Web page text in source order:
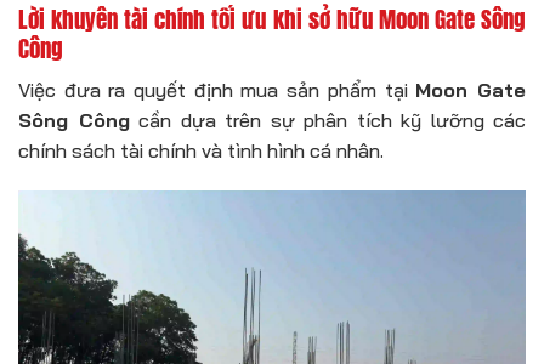
Lời khuyên tài chính tối ưu khi sở hữu Moon Gate Sông
Công
Việc đưa ra quyết định mua sản phẩm tại Moon Gate
Sông Côngcần dựa trên sự phân tích kỹ lưỡng các
chính sách tài chính và tình hình cá nhân.